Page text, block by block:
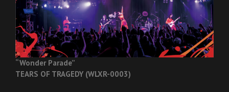
“Wonder Parade”
TEARS OF TRAGEDY (WLXR-0003)